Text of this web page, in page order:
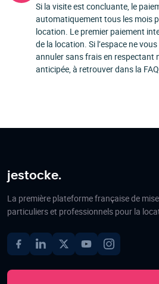
Si la visite est concluante, le
automatiquement tous les mois
location. Le premier paiement
de la location. Si l’espace ne
annuler sans frais en respectant
anticipée, à retrouver dans la
jestocke.
La première plateforme française de
particuliers et professionnels pour la